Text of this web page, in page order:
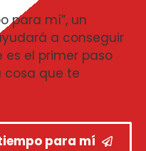
para mí”, un
a conseguir
el primer paso
cosa que te
para mí